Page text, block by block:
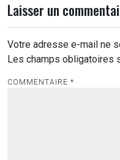
Laisser un
Votre adresse e-mail ne
Les champs obligatoires
COMMENTAIRE *